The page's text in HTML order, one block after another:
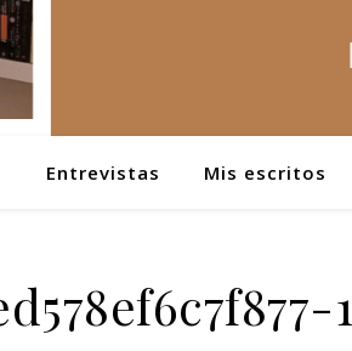
Entrevistas Mis escritos
1